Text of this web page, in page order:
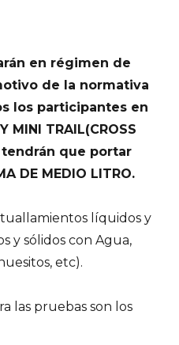
en régimen de
de la normativa
los participantes en
MINI TRAIL(CROSS
tendrán que portar
DE MEDIO LITRO.
líquidos y
y sólidos con Agua,
etc).
las pruebas son los